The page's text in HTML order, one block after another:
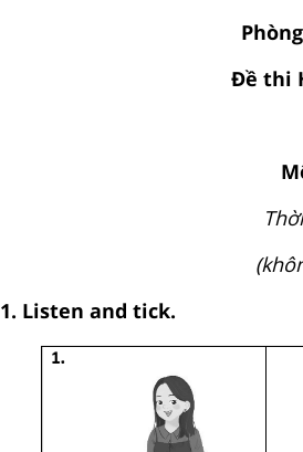
Đề thi
1. Listen and tick.